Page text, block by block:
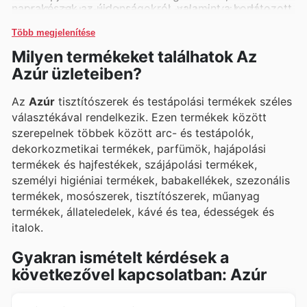
exkluzív ajánlatokkal és promóciókkal várják őket.
naprakészek az újdonságokról, valamint a korlátozott
Több megjelenítése
Milyen termékeket találhatok Az
Azúr üzleteiben?
Az Azúr tisztítószerek és testápolási termékek széles
választékával rendelkezik. Ezen termékek között
szerepelnek többek között arc- és testápolók,
dekorkozmetikai termékek, parfümök, hajápolási
termékek és hajfestékek, szájápolási termékek,
személyi higiéniai termékek, babakellékek, szezonális
termékek, mosószerek, tisztítószerek, műanyag
termékek, állateledelek, kávé és tea, édességek és
italok.
Gyakran ismételt kérdések a
következővel kapcsolatban: Azúr